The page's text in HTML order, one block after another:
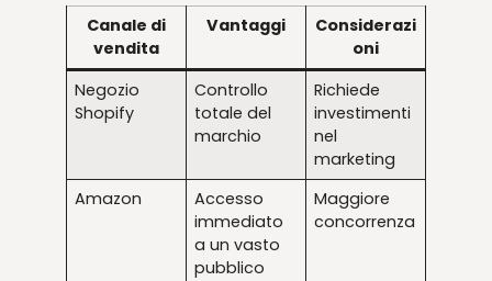
Canale di
vendita
Vantaggi
Considerazi
oni
Negozio
Shopify
Controllo
totale del
marchio
Richiede
investimenti
nel
marketing
Amazon
Accesso
immediato
a un vasto
pubblico
Maggiore
concorrenza